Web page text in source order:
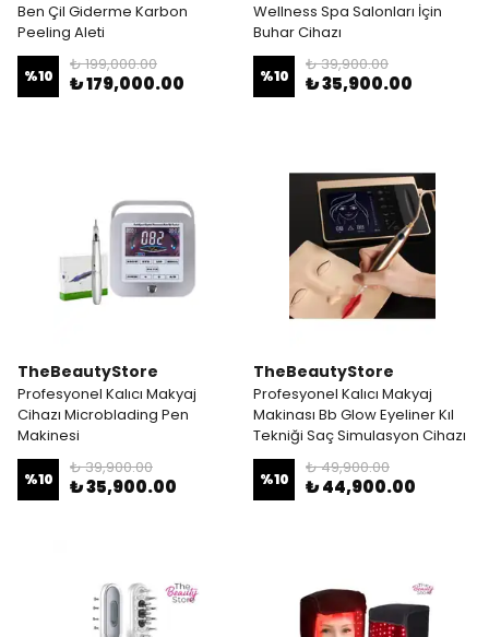
Ben Çil Giderme Karbon
Peeling Aleti
%10
₺ 199,000.00
₺ 179,000.00
Wellness Spa Salonları İçin
Buhar Cihazı
%10
₺ 39,900.00
₺ 35,900.00
TheBeautyStore
Profesyonel Kalıcı Makyaj
Cihazı Microblading Pen
Makinesi
%10
₺ 39,900.00
₺ 35,900.00
TheBeautyStore
Profesyonel Kalıcı Makyaj
Makinası Bb Glow Eyeliner Kıl
Tekniği Saç Simulasyon Cihazı
%10
₺ 49,900.00
₺ 44,900.00